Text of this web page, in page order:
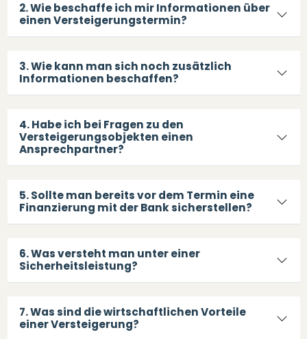
2. Wie beschaffe ich mir Informationen über
einen Versteigerungstermin?
3. Wie kann man sich noch zusätzlich
Informationen beschaffen?
4. Habe ich bei Fragen zu den
Versteigerungsobjekten einen
Ansprechpartner?
5. Sollte man bereits vor dem Termin eine
Finanzierung mit der Bank sicherstellen?
6. Was versteht man unter einer
Sicherheitsleistung?
7. Was sind die wirtschaftlichen Vorteile
einer Versteigerung?